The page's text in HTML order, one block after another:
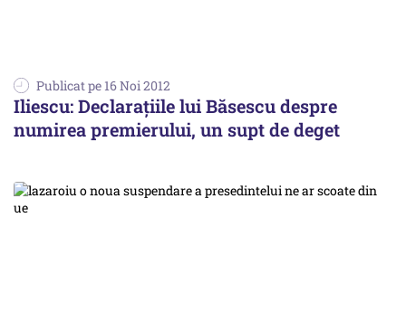
Publicat pe 16 Noi 2012
Iliescu: Declarațiile lui Băsescu despre
numirea premierului, un supt de deget